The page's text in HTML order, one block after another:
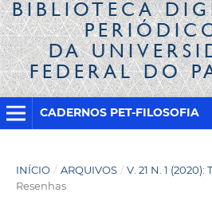
BIBLIOTECA
DA
FEDERAL DO
CADERNOS PET-FILOSOFIA
INÍCIO / ARQUIVOS / V. 21 N. 1 (2020):
Resenhas